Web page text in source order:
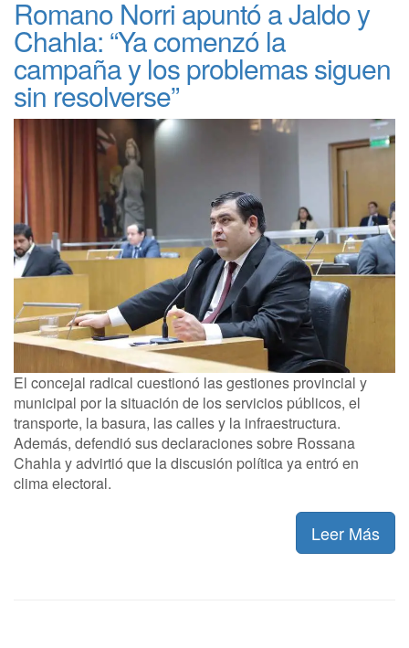
Romano Norri apuntó a Jaldo y
Chahla: “Ya comenzó la
campaña y los problemas siguen
sin resolverse”
El concejal radical cuestionó las gestiones provincial y
municipal por la situación de los servicios públicos, el
transporte, la basura, las calles y la infraestructura.
Además, defendió sus declaraciones sobre Rossana
Chahla y advirtió que la discusión política ya entró en
clima electoral.
Leer Más